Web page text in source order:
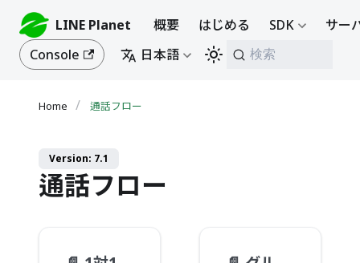
LINE Planet 概要 はじめる SDK
サー
Console
日本語 検索
通話フロー
Version: 7.1
通話フロー